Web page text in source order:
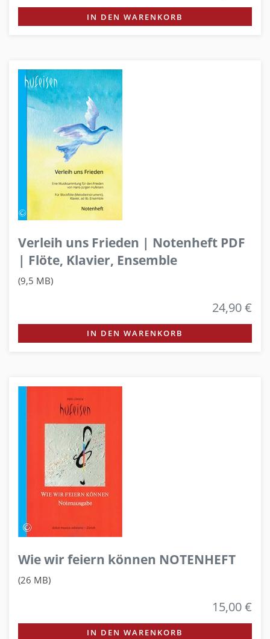
IN DEN WARENKORB
Verleih uns Frieden | Notenheft PDF
| Flöte, Klavier, Ensemble
(9,5 MB)
24,90 €
IN DEN WARENKORB
Wie wir feiern können NOTENHEFT
(26 MB)
15,00 €
IN DEN WARENKORB